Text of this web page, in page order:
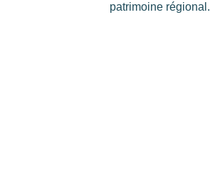
patrimoine régional.